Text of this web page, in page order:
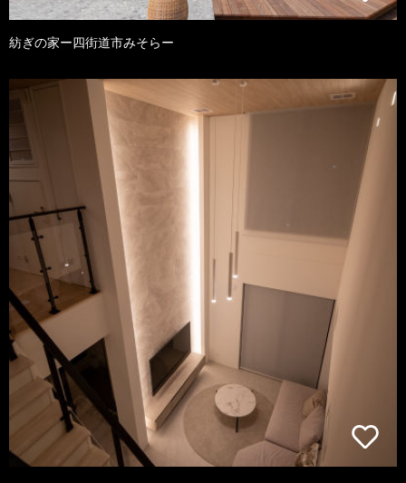
紡ぎの家ー四街道市みそらー